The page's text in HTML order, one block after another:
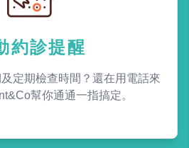
約診提醒
定期檢查時間？還在用電話來
幫你通通一指搞定。